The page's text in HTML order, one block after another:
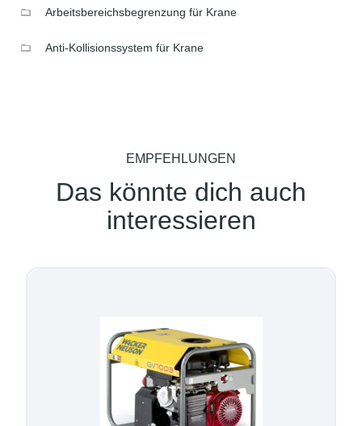
Arbeitsbereichsbegrenzung für Krane
Anti-Kollisionssystem für Krane
EMPFEHLUNGEN
Das könnte dich auch
interessieren